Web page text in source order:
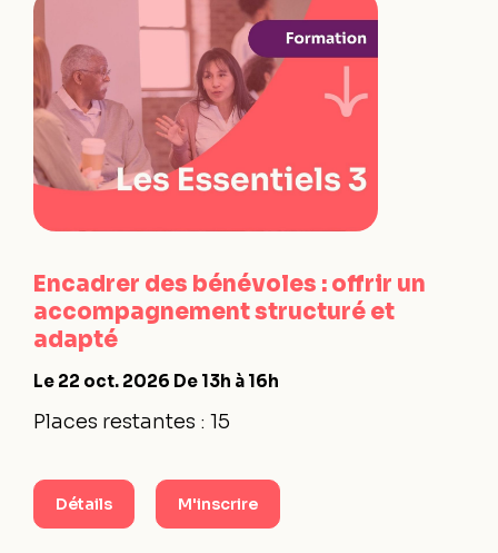
Encadrer des bénévoles : offrir un
accompagnement structuré et
adapté
Le 22 oct. 2026 De 13h à 16h
Places restantes : 15
Détails M'inscrire